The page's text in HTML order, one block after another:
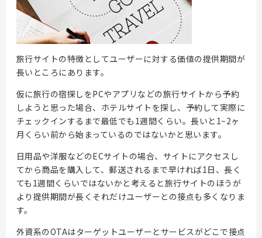
旅行サイトの特徴としてユーザーに対する価値の提供期間が
長いところにあります。
仮に旅行の宿探しをPCやアプリなどの旅行サイトから予約
しようと思った場合、ホテルサイトを探し、予約して実際に
チェックインするまで最低でも1週間くらい。長いと1~2ヶ
月くらい前から始まっているのではないかと思います。
日用品や洋服などのECサイトの場合、サイトにアクセスし
てから商品を購入して、郵送されるまで早ければ1日、長く
ても1週間くらいではないかと考えると旅行サイトのほうが
より提供期間が長くそれだけユーザーとの接点も多くなりま
す。
外資系のOTAはターゲットユーザーとサービスがどこで接点